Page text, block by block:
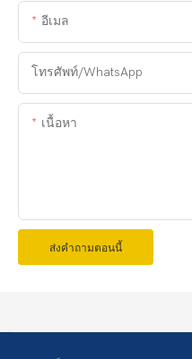
อีเมล
โทรศัพท์/WhatsApp
เนื้อหา
ส่งคำถามตอนนี้